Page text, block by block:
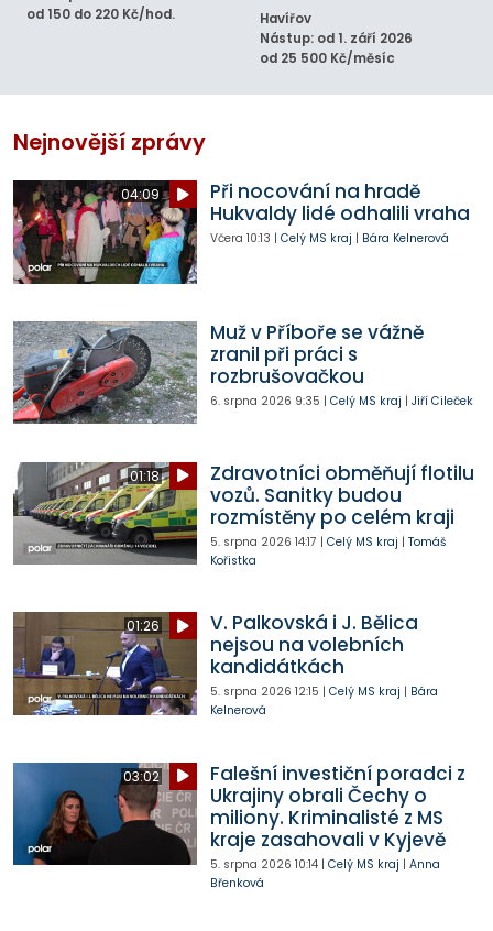
od 150 do 220 Kč/hod.
Havířov
Nástup: od 1. září 2026
od 25 500 Kč/měsíc
Nejnovější zprávy
04:09
Při nocování na hradě
Hukvaldy lidé odhalili vraha
Včera 10:13 | Celý MS kraj | Bára Kelnerová
Muž v Příboře se vážně
zranil při práci s
rozbrušovačkou
6. srpna 2026 9:35 | Celý MS kraj | Jiří Cileček
01:18
Zdravotníci obměňují flotilu
vozů. Sanitky budou
rozmístěny po celém kraji
5. srpna 2026 14:17 | Celý MS kraj | Tomáš
Kořistka
01:26
V. Palkovská i J. Bělica
nejsou na volebních
kandidátkách
5. srpna 2026 12:15 | Celý MS kraj | Bára
Kelnerová
03:02
Falešní investiční poradci z
Ukrajiny obrali Čechy o
miliony. Kriminalisté z MS
kraje zasahovali v Kyjevě
5. srpna 2026 10:14| Celý MS kraj | Anna
Břenková